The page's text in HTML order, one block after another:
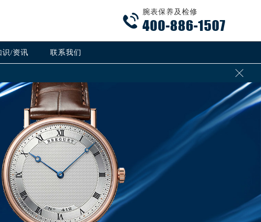

腕表保养及检修
400-886-1507
识/资讯 联系我们
